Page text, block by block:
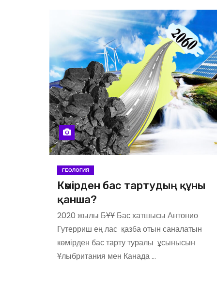
ГЕОЛОГИЯ
Көмірден бас тартудың құны
қанша?
2020 жылы БҰҰ Бас хатшысы Антонио
Гутерриш ең лас қазба отын саналатын
көмірден бас тарту туралы ұсынысын
Ұлыбритания мен Канада …